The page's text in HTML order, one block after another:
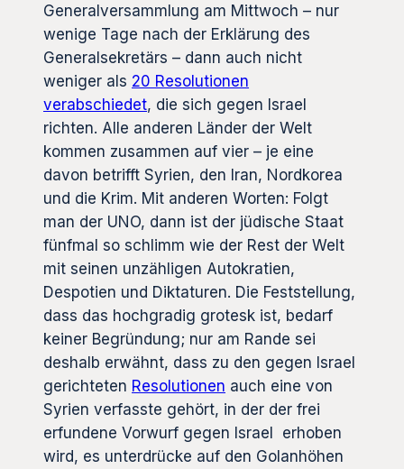
Generalversammlung am Mittwoch – nur
wenige Tage nach der Erklärung des
Generalsekretärs – dann auch nicht
weniger als 20 Resolutionen
verabschiedet, die sich gegen Israel
richten. Alle anderen Länder der Welt
kommen zusammen auf vier – je eine
davon betrifft Syrien, den Iran, Nordkorea
und die Krim. Mit anderen Worten: Folgt
man der UNO, dann ist der jüdische Staat
fünfmal so schlimm wie der Rest der Welt
mit seinen unzähligen Autokratien,
Despotien und Diktaturen. Die Feststellung,
dass das hochgradig grotesk ist, bedarf
keiner Begründung; nur am Rande sei
deshalb erwähnt, dass zu den gegen Israel
gerichteten Resolutionen auch eine von
Syrien verfasste gehört, in der der frei
erfundene Vorwurf gegen Israel erhoben
wird, es unterdrücke auf den Golanhöhen